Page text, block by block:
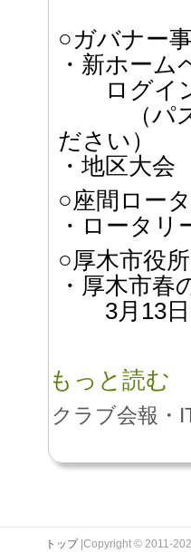
○ガバナー
・新ホー
ログイン
（パスワ
ださい）
・地区大
○座間ロー
・ロータ
○厚木市役
・厚木市
3月13日
もっと読む
クラブ会報・
トップ|Copyright © 2011-